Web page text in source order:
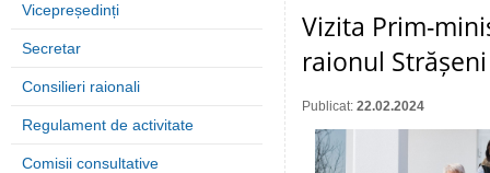
Vicepreședinți
Secretar
Consilieri raionali
Regulament de activitate
Comisii consultative
Vizita Prim-
raionul Strășeni
Publicat: 22.02.2024